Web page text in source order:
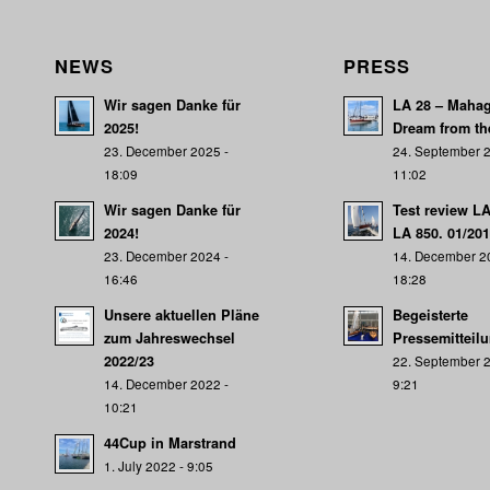
NEWS
Wir sagen Danke für
2025!
23. December 2025 -
18:09
Wir sagen Danke für
2024!
23. December 2024 -
16:46
Unsere aktuellen Pläne
zum Jahreswechsel
2022/23
14. December 2022 -
10:21
44Cup in Marstrand
1. July 2022 - 9:05
PRESS
LA 28 –
Dream from
24. September
11:02
Test review
LA 850. 01/
14. December
18:28
Begeisterte
22. September
9:21